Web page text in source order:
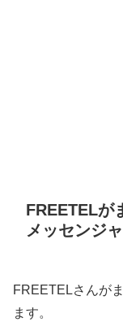
FREETELが
メッセンジ
FREETELさんが
ます。